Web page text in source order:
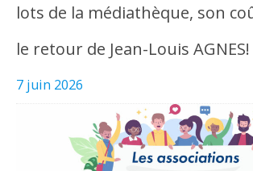
lots de la médiathèque, son
le retour de Jean-Louis AGNES!
7 juin 2026